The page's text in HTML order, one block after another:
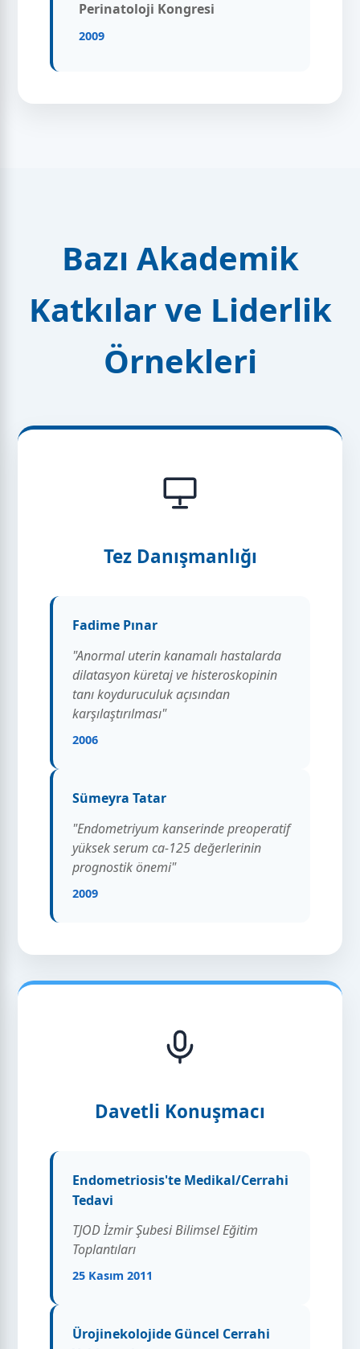
Perinatoloji Kongresi
2009
Bazı Akademik
Katkılar ve Liderlik
Örnekleri
Tez Danışmanlığı
Fadime Pınar
"Anormal uterin kanamalı hastalarda
dilatasyon küretaj ve histeroskopinin
tanı koyduruculuk açısından
karşılaştırılması"
2006
Sümeyra Tatar
"Endometriyum kanserinde preoperatif
yüksek serum ca-125 değerlerinin
prognostik önemi"
2009
Davetli Konuşmacı
Endometriosis'te Medikal/Cerrahi
Tedavi
TJOD İzmir Şubesi Bilimsel Eğitim
Toplantıları
25 Kasım 2011
Ürojinekolojide Güncel Cerrahi